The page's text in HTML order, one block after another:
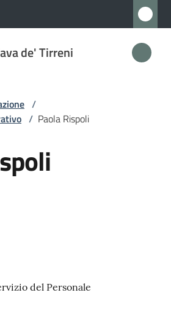
de' Tirreni
/
/ Paola Rispoli
del Personale